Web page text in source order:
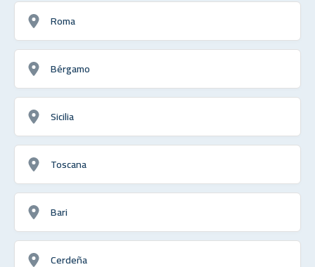
Roma
Bérgamo
Sicilia
Toscana
Bari
Cerdeña